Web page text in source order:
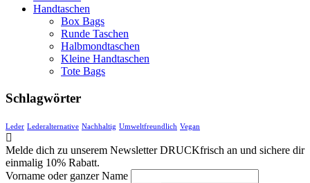
Handtaschen
Box Bags
Runde Taschen
Halbmondtaschen
Kleine Handtaschen
Tote Bags
Schlagwörter
Leder Lederalternative Nachhaltig Umweltfreundlich Vegan
Melde dich zu unserem Newsletter DRUCKfrisch an und sichere dir
einmalig 10% Rabatt.
Vorname oder ganzer Name